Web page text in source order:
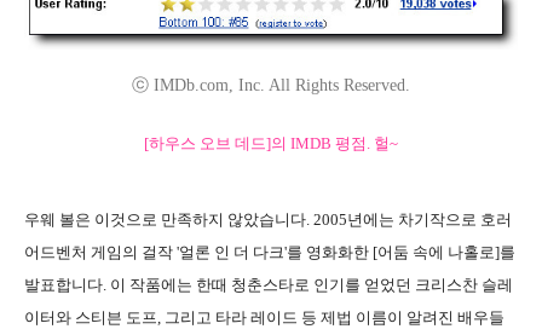
ⓒ IMDb.com, Inc. All Rights Reserved.
[하우스 오브 데드]의 IMDB 평점. 헐~
우웨 볼은 이것으로 만족하지 않았습니다. 2005년에는 차기작으로 호러
어드벤처 게임의 걸작 '얼론 인 더 다크'를 영화화한 [어둠 속에 나홀로]를
발표합니다. 이 작품에는 한때 청춘스타로 인기를 얻었던 크리스찬 슬레
이터와 스티븐 도프, 그리고 타라 레이드 등 제법 이름이 알려진 배우들